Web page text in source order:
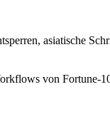
asiatische
von